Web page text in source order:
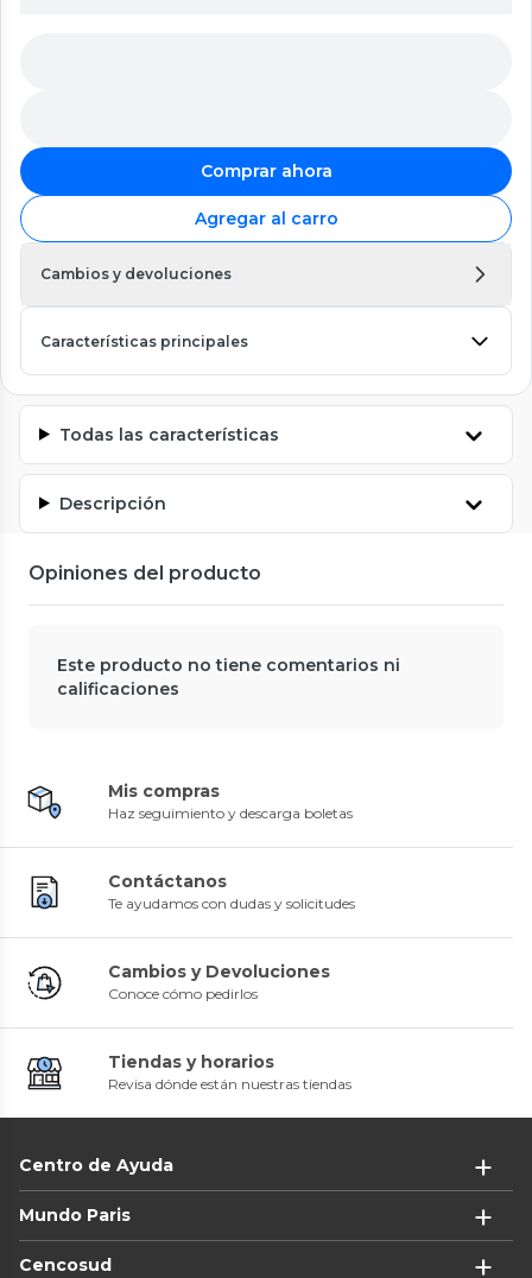
Comprar ahora
Agregar al carro
Cambios y devoluciones
Características principales
Todas las características
Descripción
Opiniones del producto
Este producto no tiene comentarios ni
calificaciones
Mis compras
Haz seguimiento y descarga boletas
Contáctanos
Te ayudamos con dudas y solicitudes
Cambios y Devoluciones
Conoce cómo pedirlos
Tiendas y horarios
Revisa dónde están nuestras tiendas
Centro de Ayuda
Mundo Paris
Cencosud